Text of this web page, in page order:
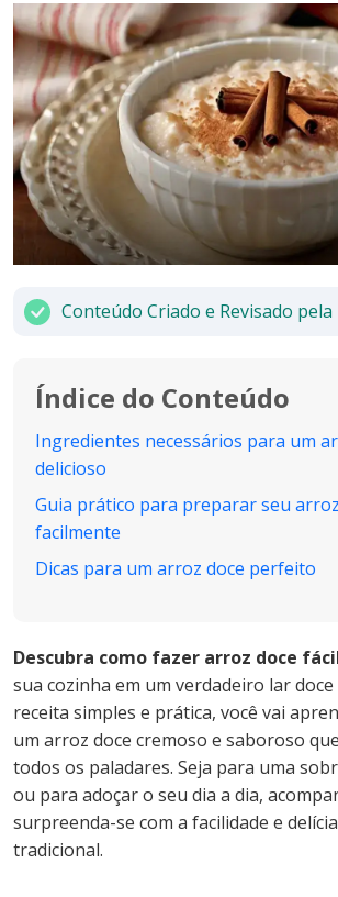
Conteúdo Criado e Revisado
Índice do Conteúdo
Ingredientes necessários para um
delicioso
Guia prático para preparar seu
facilmente
Dicas para um arroz doce perfeito
Descubra como fazer arroz doce
sua cozinha em um verdadeiro lar doce
receita simples e prática, você vai
um arroz doce cremoso e saboroso
todos os paladares. Seja para uma
ou para adoçar o seu dia a dia,
surpreenda-se com a facilidade e
tradicional.